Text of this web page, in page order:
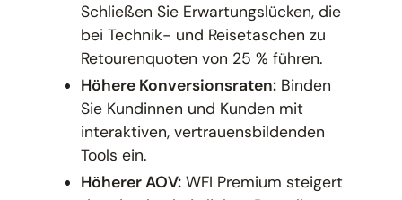
Schließen Sie Erwartungslücken, die
bei Technik- und Reisetaschen zu
Retourenquoten von 25 % führen.
Höhere Konversionsraten:Binden
Sie Kundinnen und Kunden mit
interaktiven, vertrauensbildenden
Tools ein.
Höherer AOV:WFI Premium steigert